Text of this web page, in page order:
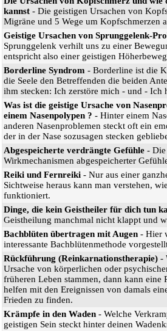
kannst - Die geistigen Ursachen von
Migräne und 5 Wege um Kopfschmerzen
Geistige Ursachen von Sprunggelenk-
Sprunggelenk verhilt uns zu einer
entspricht also einer geistigen
Borderline Syndrom - Borderline ist die
die Seele den Betreffenden die beiden
ihm stecken: Ich zerstöre mich - und - Ich
Was ist die geistige Ursache von
einem Nasenpolypen ? - Hinter einem
anderen Nasenproblemen steckt oft ein
der in der Nase sozusagen stecken
Abgespeicherte verdrängte Gefühle - Die
Wirkmechanismen abgespeicherter
Reiki und Fernreiki - Nur aus einer
Sichtweise heraus kann man verstehen,
funktioniert.
Dinge, die kein Geistheiler für dich tun
Geistheilung manchmal nicht klappt und
Bachblüten übertragen mit Augen - Hier
interessante Bachblütenmethode
Rückführung (Reinkarnationstherapie) -
Ursache von körperlichen oder
früheren Leben stammen, dann kann eine
helfen mit den Ereignissen von damals
Frieden zu finden.
Krämpfe in den Waden - Welche
geistigen Sein steckt hinter deinen